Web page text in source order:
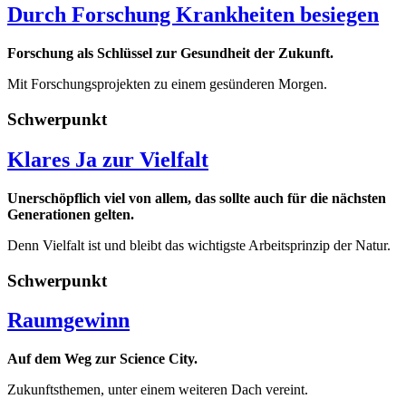
Durch Forschung Krankheiten besiegen
Forschung als Schlüssel zur Gesundheit der Zukunft.
Mit Forschungsprojekten zu einem gesünderen Morgen.
Schwerpunkt
Klares Ja zur Vielfalt
Unerschöpflich viel von allem, das sollte auch für die nächsten
Generationen gelten.
Denn Vielfalt ist und bleibt das wichtigste Arbeitsprinzip der Natur.
Schwerpunkt
Raumgewinn
Auf dem Weg zur Science City.
Zukunftsthemen, unter einem weiteren Dach vereint.